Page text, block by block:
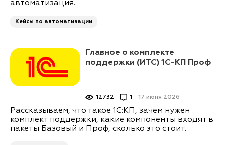
автоматизация.
Кейсы по автоматизации
Главное о комплекте
поддержки (ИТС) 1С-КП Проф
17 июня 2026
12732 1
Рассказываем, что такое 1С:КП, зачем нужен
комплект поддержки, какие компоненты входят в
пакеты Базовый и Проф, сколько это стоит.